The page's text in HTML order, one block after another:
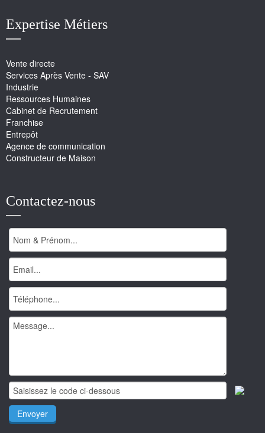
Expertise Métiers
Vente directe
Services Après Vente - SAV
Industrie
Ressources Humaines
Cabinet de Recrutement
Franchise
Entrepôt
Agence de communication
Constructeur de Maison
Contactez-nous